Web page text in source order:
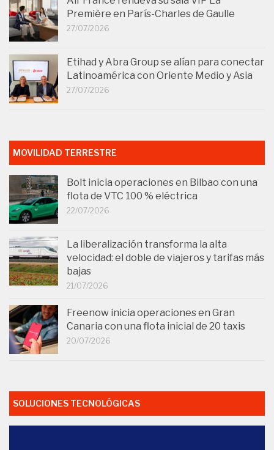
Première en París-Charles de Gaulle
27/07/2026
Etihad y Abra Group se alían para conectar
Latinoamérica con Oriente Medio y Asia
27/07/2026
MOVILIDAD TERRESTRE
Bolt inicia operaciones en Bilbao con una
flota de VTC 100 % eléctrica
22/07/2026
La liberalización transforma la alta
velocidad: el doble de viajeros y tarifas más
bajas
21/07/2026
Freenow inicia operaciones en Gran
Canaria con una flota inicial de 20 taxis
20/07/2026
SOLUCIONES TECNOLÓGICAS